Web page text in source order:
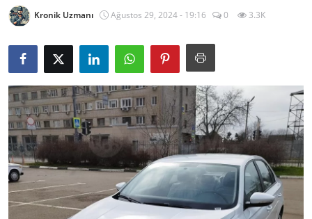
Sorgulamalar
İkinci El & Alım-Satım
Bakım & Arıza Çözümleri
Elektrikli & Hibrit
Kiralama & Filo
Sürüş & Güvenlik
Lastik & Jant
Kronik Uzmanı Ağustos 29, 2024 - 19:16 0 3.3K